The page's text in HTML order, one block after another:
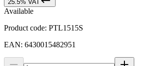
25.5% VAT
Available
Product code: PTL1515S
EAN: 6430015482951